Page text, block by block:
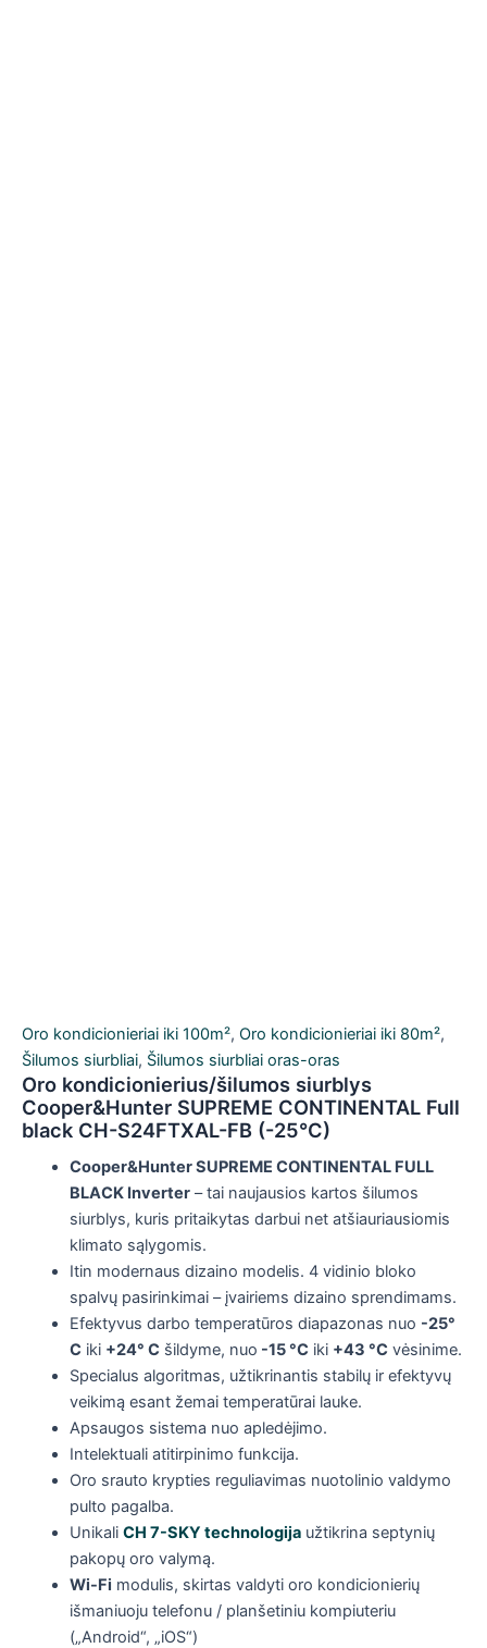
Oro kondicionieriai iki 100m², Oro kondicionieriai iki 80m²,
Šilumos siurbliai, Šilumos siurbliai oras-oras
Oro kondicionierius/šilumos siurblys
Cooper&Hunter SUPREME CONTINENTAL Full
black CH-S24FTXAL-FB (-25°C)
Cooper&Hunter SUPREME CONTINENTAL FULL
BLACK Inverter– tai naujausios kartos šilumos
siurblys, kuris pritaikytas darbui net atšiauriausiomis
klimato sąlygomis.
Itin modernaus dizaino modelis. 4 vidinio bloko
spalvų pasirinkimai – įvairiems dizaino sprendimams.
Efektyvus darbo temperatūros diapazonas nuo -25°
C iki +24° C šildyme, nuo -15 °C iki +43 °C vėsinime.
Specialus algoritmas, užtikrinantis stabilų ir efektyvų
veikimą esant žemai temperatūrai lauke.
Apsaugos sistema nuo apledėjimo.
Intelektuali atitirpinimo funkcija.
Oro srauto krypties reguliavimas nuotolinio valdymo
pulto pagalba.
Unikali CH 7-SKY technologijaužtikrina septynių
pakopų oro valymą.
Wi-Fi modulis, skirtas valdyti oro kondicionierių
išmaniuoju telefonu / planšetiniu kompiuteriu
(„Android“, „iOS“)